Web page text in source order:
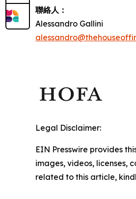
聯絡人：
Alessandro Gallini
Legal Disclaimer:
EIN Presswire provides
images, videos, licenses,
related to this article,